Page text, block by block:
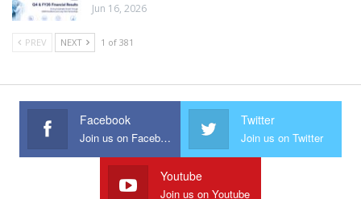
Jun 16, 2026
PREV NEXT 1 of 381
Facebook
Join us on Facebook
Twitter
Join us on Twitter
Youtube
Join us on Youtube